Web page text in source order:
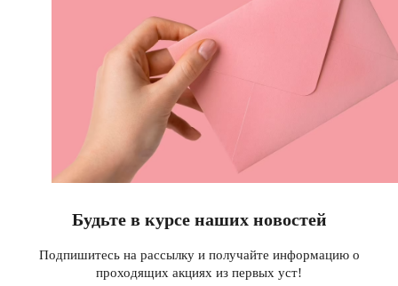
Будьте в курсе наших новостей
Подпишитесь на рассылку и получайте информацию о
проходящих акциях из первых уст!